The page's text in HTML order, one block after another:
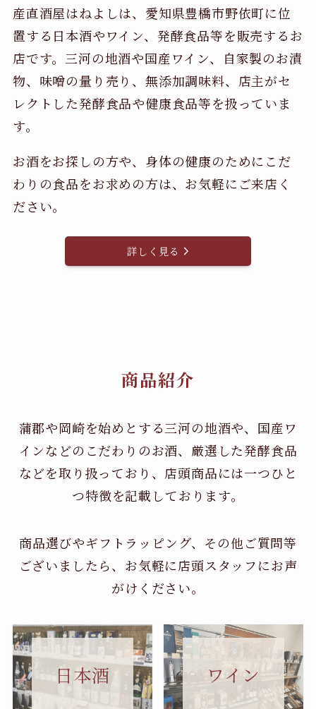
産直酒屋はねよしは、愛知県豊橋市野依町に位
置する日本酒やワイン、発酵食品等を販売するお
店です。三河の地酒や国産ワイン、自家製のお漬
物、味噌の量り売り、無添加調味料、店主がセ
レクトした発酵食品や健康食品等を扱っていま
す。
お酒をお探しの方や、身体の健康のためにこだ
わりの食品をお求めの方は、お気軽にご来店く
ださい。
詳しく見る
商品紹介
蒲郡や岡崎を始めとする三河の地酒や、国産ワ
インなどのこだわりのお酒、 厳選した発酵食品
などを取り扱っており、店頭商品には一つひと
つ特徴を記載しております。
商品選びやギフトラッピング、その他ご質問等
ございましたら、お気軽に店頭スタッフにお声
がけください。
日本酒 ワイン